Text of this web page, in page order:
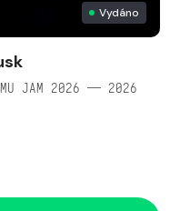
Vydáno
JAM 2026 — 2026